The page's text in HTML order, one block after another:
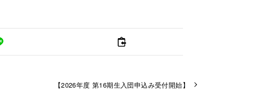
【2026年度 第16期生入団申込み受付開始】